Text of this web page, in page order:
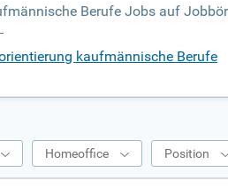
Berufe Jobs auf
kaufmännische Berufe
Homeoffice Position